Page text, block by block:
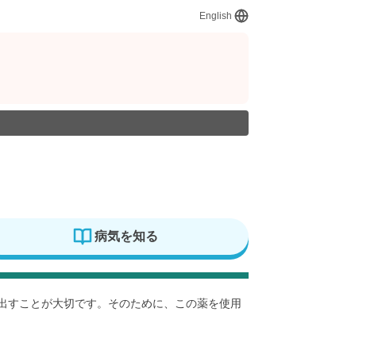
English
病気を知る
ことが大切です。そのために、この薬を使用